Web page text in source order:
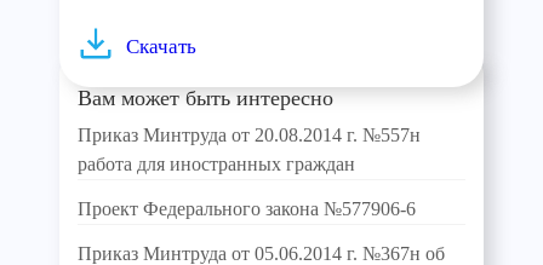
Скачать
Вам может быть интересно
Приказ Минтруда от 20.08.2014 г. №557н
работа для иностранных граждан
Проект Федерального закона №577906-6
Приказ Минтруда от 05.06.2014 г. №367н об